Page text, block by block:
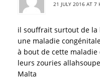
21 JULY 2016 AT 7
il souffrait surtout de la
une maladie
à bout de cette
leurs zouries
Malta